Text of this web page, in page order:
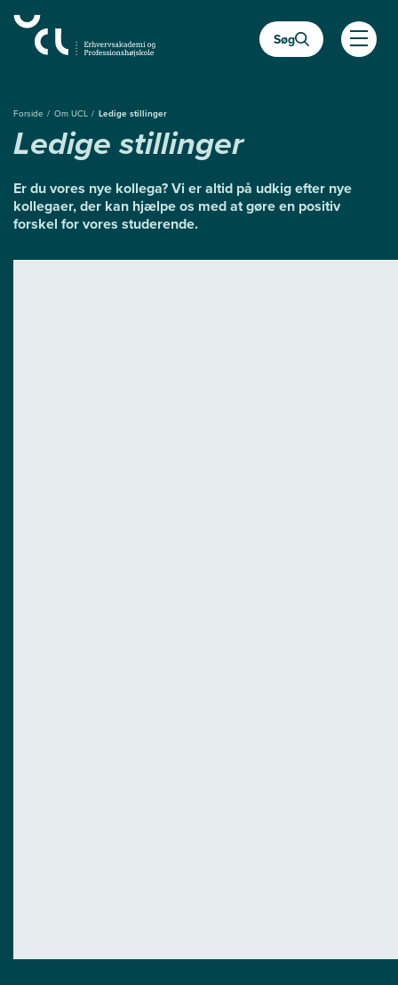
hovedindhold
Søg
Åben
Forside Om UCL Ledige stillinger
Ledige stillinger
Er du vores nye kollega? Vi er altid på udkig efter nye
kollegaer, der kan hjælpe os med at gøre en positiv
forskel for vores studerende.